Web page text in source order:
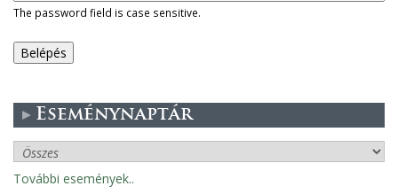
l
e
e
s
The password field is case sensitive.
Eseménynaptár
További események..